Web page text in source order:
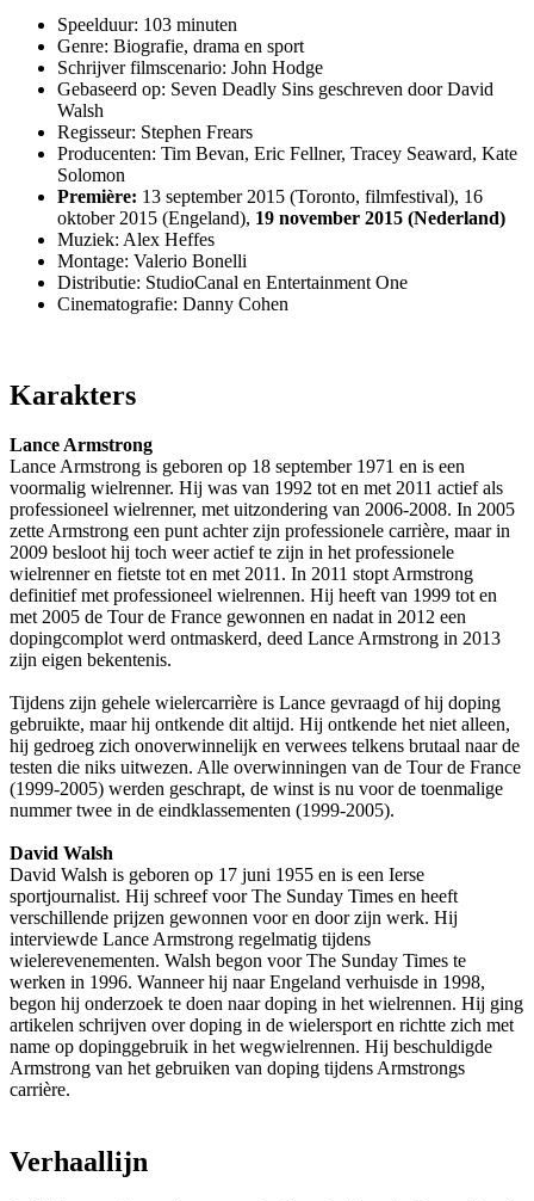
Speelduur: 103 minuten
Genre: Biografie, drama en sport
Schrijver filmscenario: John Hodge
Gebaseerd op: Seven Deadly Sins geschreven door David
Walsh
Regisseur: Stephen Frears
Producenten: Tim Bevan, Eric Fellner, Tracey Seaward, Kate
Solomon
Première: 13 september 2015 (Toronto, filmfestival), 16
oktober 2015 (Engeland), 19 november 2015 (Nederland)
Muziek: Alex Heffes
Montage: Valerio Bonelli
Distributie: StudioCanal en Entertainment One
Cinematografie: Danny Cohen
Karakters
Lance Armstrong
Lance Armstrong is geboren op 18 september 1971 en is een
voormalig wielrenner. Hij was van 1992 tot en met 2011 actief als
professioneel wielrenner, met uitzondering van 2006-2008. In 2005
zette Armstrong een punt achter zijn professionele carrière, maar in
2009 besloot hij toch weer actief te zijn in het professionele
wielrenner en fietste tot en met 2011. In 2011 stopt Armstrong
definitief met professioneel wielrennen. Hij heeft van 1999 tot en
met 2005 de Tour de France gewonnen en nadat in 2012 een
dopingcomplot werd ontmaskerd, deed Lance Armstrong in 2013
zijn eigen bekentenis.
Tijdens zijn gehele wielercarrière is Lance gevraagd of hij doping
gebruikte, maar hij ontkende dit altijd. Hij ontkende het niet alleen,
hij gedroeg zich onoverwinnelijk en verwees telkens brutaal naar de
testen die niks uitwezen. Alle overwinningen van de Tour de France
(1999-2005) werden geschrapt, de winst is nu voor de toenmalige
nummer twee in de eindklassementen (1999-2005).
David Walsh
David Walsh is geboren op 17 juni 1955 en is een Ierse
sportjournalist. Hij schreef voor The Sunday Times en heeft
verschillende prijzen gewonnen voor en door zijn werk. Hij
interviewde Lance Armstrong regelmatig tijdens
wielerevenementen. Walsh begon voor The Sunday Times te
werken in 1996. Wanneer hij naar Engeland verhuisde in 1998,
begon hij onderzoek te doen naar doping in het wielrennen. Hij ging
artikelen schrijven over doping in de wielersport en richtte zich met
name op dopinggebruik in het wegwielrennen. Hij beschuldigde
Armstrong van het gebruiken van doping tijdens Armstrongs
carrière.
Verhaallijn